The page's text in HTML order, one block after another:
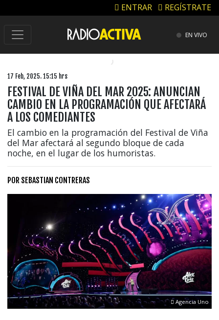
ENTRAR REGÍSTRATE
EN VIVO
17 Feb, 2025. 15:15 hrs
FESTIVAL DE VIÑA DEL MAR 2025: ANUNCIAN
CAMBIO EN LA PROGRAMACIÓN QUE AFECTARÁ
A LOS COMEDIANTES
El cambio en la programación del Festival de Viña
del Mar afectará al segundo bloque de cada
noche, en el lugar de los humoristas.
POR SEBASTIAN CONTRERAS
Agencia Uno